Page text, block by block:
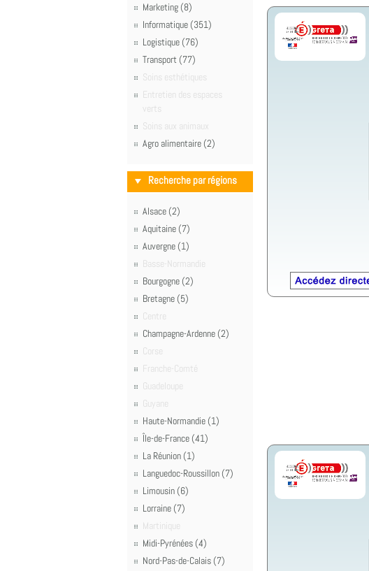
Marketing (8)
Informatique (351)
Logistique (76)
Transport (77)
Soins esthétiques
Entretien des espaces
verts
Soins aux animaux
Agro alimentaire (2)
Recherche par régions
Alsace (2)
Aquitaine (7)
Auvergne (1)
Basse-Normandie
Bourgogne (2)
Bretagne (5)
Centre
Champagne-Ardenne (2)
Corse
Franche-Comté
Guadeloupe
Guyane
Haute-Normandie (1)
Île-de-France (41)
La Réunion (1)
Languedoc-Roussillon (7)
Limousin (6)
Lorraine (7)
Martinique
Midi-Pyrénées (4)
Nord-Pas-de-Calais (7)